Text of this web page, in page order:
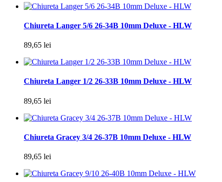
Chiureta Langer 5/6 26-34B 10mm Deluxe - HLW
89,65 lei
Chiureta Langer 1/2 26-33B 10mm Deluxe - HLW
89,65 lei
Chiureta Gracey 3/4 26-37B 10mm Deluxe - HLW
89,65 lei